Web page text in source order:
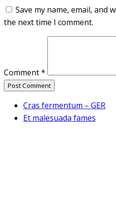
Save my name, email, and
the next time I comment.
Comment*
Post Comment
Cras fermentum – GER
Et malesuada fames